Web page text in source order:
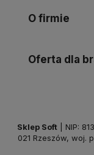
O firmie
Oferta dla
Sklep Soft | NIP:
021 Rzeszów, woj.